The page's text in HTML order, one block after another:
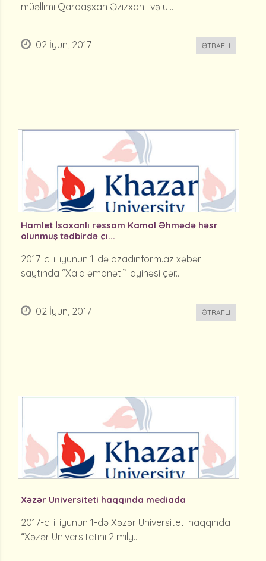
müəllimi Qardaşxan Əzizxanlı və u...
02 İyun, 2017 ƏTRAFLI
Hamlet İsaxanlı rəssam Kamal Əhmədə həsr
olunmuş tədbirdə çı...
2017-ci il iyunun 1-də azadinform.az xəbər
saytında “Xalq əmanəti” layihəsi çər...
02 İyun, 2017 ƏTRAFLI
Xəzər Universiteti haqqında mediada
2017-ci il iyunun 1-də Xəzər Universiteti haqqında
“Xəzər Universitetini 2 mily...